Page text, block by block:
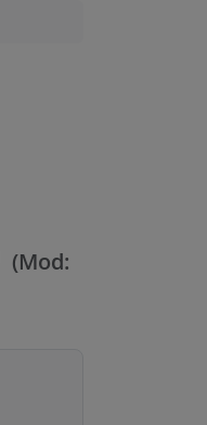
(Mod: